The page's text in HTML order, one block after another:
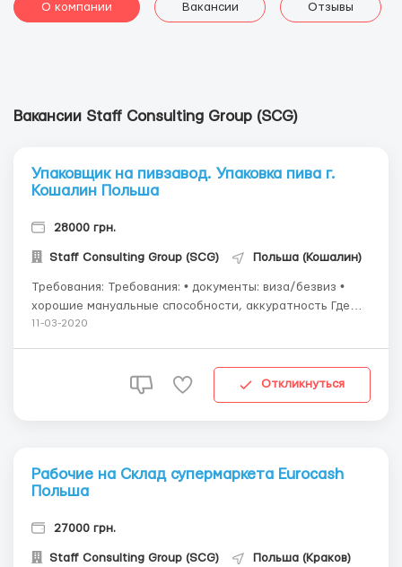
О компании Вакансии Отзывы
Вакансии Staff Consulting Group (SCG)
Упаковщик на пивзавод. Упаковка пива г.
Кошалин Польша
28000 грн.
Staff Consulting Group (SCG) Польша (Кошалин)
Требования: Требования: • документы: виза/безвиз •
хорошие мануальные способности, аккуратность Где
работать? работа на производственной линии •
11-03-2020
Откликнуться
Рабочие на Склад супермаркета Eurocash
Польша
27000 грн.
Staff Consulting Group (SCG) Польша (Краков)